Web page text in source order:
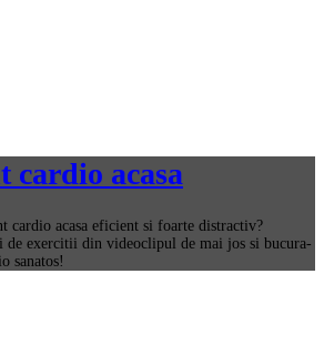
cardio acasa
cardio acasa eficient si foarte distractiv?
de exercitii din videoclipul de mai jos si bucura-
sanatos!